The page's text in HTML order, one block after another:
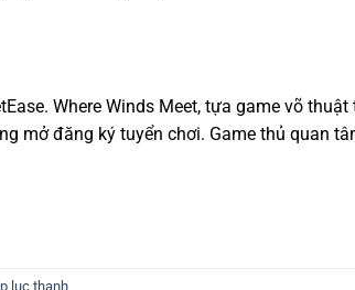
Where Winds Meet, tựa game võ
mở đăng ký tuyển chơi. Game thủ quan
lục thanh